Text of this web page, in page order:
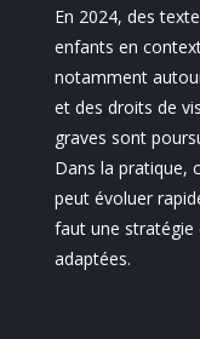
En 2024, des
enfants en
notamment
et des droits de
graves sont
Dans la pratique,
peut évoluer
faut une stratégie
adaptées.